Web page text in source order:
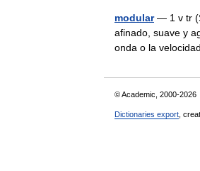
modular— 1 v tr
afinado, suave y
onda o la
© Academic, 2000-2026
Dictionaries export ,